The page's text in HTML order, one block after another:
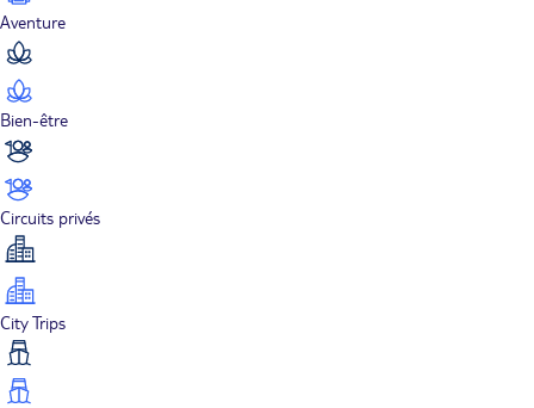
Aventure
Bien-être
Circuits privés
City Trips